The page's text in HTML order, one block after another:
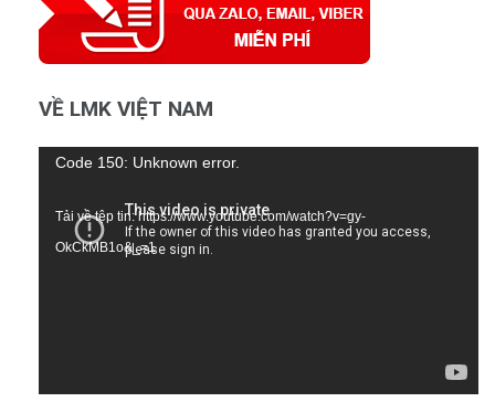
VỀ LMK VIỆT NAM
Trình
Video
Code 150: Unknown error.
Tải về tệp tin: https://www.youtube.com/watch?v=gy-
OkCkMB1o&_=1